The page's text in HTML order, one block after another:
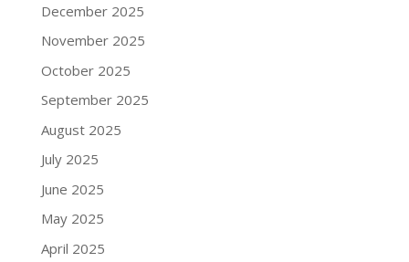
December 2025
November 2025
October 2025
September 2025
August 2025
July 2025
June 2025
May 2025
April 2025